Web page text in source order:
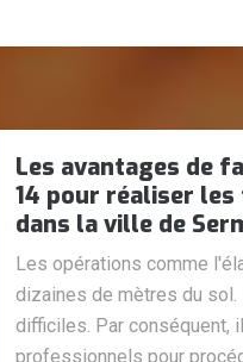
Les avantages de
14 pour réaliser
dans la ville de
Les opérations comme
dizaines de mètres du
difficiles. Par conséquent,
professionnels pour